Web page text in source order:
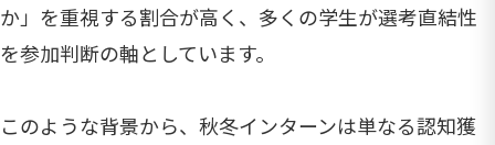
か」を重視する割合が高く、多くの学生が選考直結性
を参加判断の軸としています。
このような背景から、秋冬インターンは単なる認知獲